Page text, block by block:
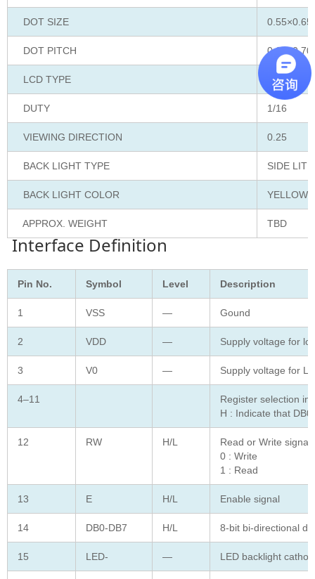
DOT SIZE 0.55×0.65
DOT PITCH 0.60×0.70
LCD TYPE STN/
DUTY 1/16
VIEWING DIRECTION 0.25
BACK LIGHT TYPE SIDE LIT
BACK LIGHT COLOR YELLOW-
APPROX. WEIGHT TBD
Interface Definition
Pin No. Symbol Level Description
1 VSS — Gound
2 VDD — Supply voltage for
3 V0 — Supply voltage for
4–11
Register selection
H : Indicate that
12 RW H/L
Read or Write signal
0 : Write
1 : Read
13 E H/L Enable signal
14 DB0-DB7 H/L 8-bit bi-directional
15 LED- — LED backlight